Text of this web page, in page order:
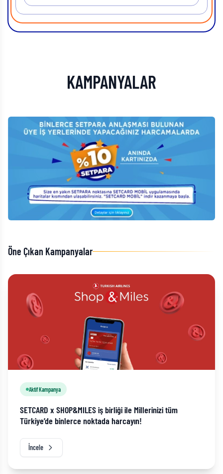
KAMPANYALAR
Öne Çıkan Kampanyalar
Aktif Kampanya
SETCARD x SHOP&MILES iş birliği ile Millerinizi tüm
Türkiye’de binlerce noktada harcayın!
İncele